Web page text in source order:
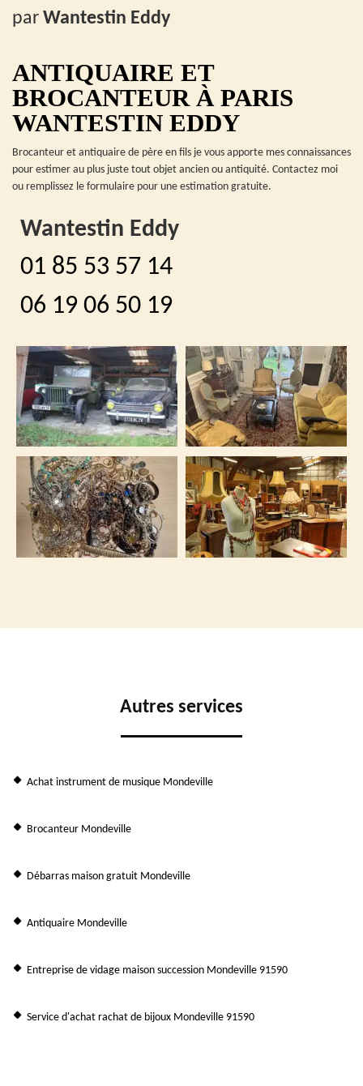
par Wantestin Eddy
ANTIQUAIRE ET
BROCANTEUR À PARIS
WANTESTIN EDDY
Brocanteur et antiquaire de père en fils je vous apporte mes connaissances
pour estimer au plus juste tout objet ancien ou antiquité. Contactez moi
ou remplissez le formulaire pour une estimation gratuite.
Wantestin Eddy
01 85 53 57 14
06 19 06 50 19
Autres services
Achat instrument de musique Mondeville
Brocanteur Mondeville
Débarras maison gratuit Mondeville
Antiquaire Mondeville
Entreprise de vidage maison succession Mondeville 91590
Service d'achat rachat de bijoux Mondeville 91590